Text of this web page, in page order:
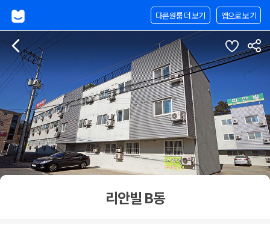
앱으로 보기
다른원룸 더 보기
리안빌 B동